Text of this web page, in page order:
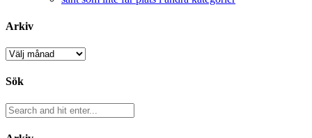
Arkiv
Arkiv
Sök